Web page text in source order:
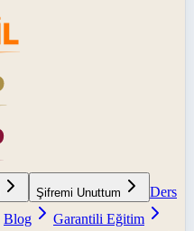
Şifremi Unuttum
Ders
Blog
Garantili Eğitim